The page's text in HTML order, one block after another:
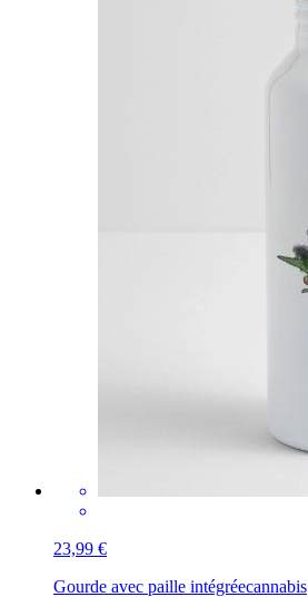
23,99 €
Gourde avec paille intégréecannabis